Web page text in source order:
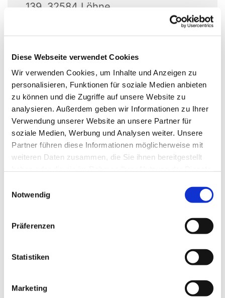
Diese Webseite verwendet Cookies
Wir verwenden Cookies, um Inhalte und Anzeigen zu
personalisieren, Funktionen für soziale Medien anbieten
zu können und die Zugriffe auf unsere Website zu
analysieren. Außerdem geben wir Informationen zu Ihrer
Verwendung unserer Website an unsere Partner für
soziale Medien, Werbung und Analysen weiter. Unsere
Partner führen diese Informationen möglicherweise mit
weiteren Daten zusammen, die Sie ihnen bereitgestellt
Notwendig
Präferenzen
Statistiken
Marketing
139, 32584 Löhne
Dies könnte Sie auch